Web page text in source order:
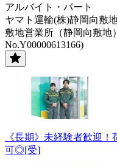
アルバイト・パート
ヤマト運輸(株)静岡向敷
敷地営業所（静岡向敷地
No.Y00000613166)
《長期》未経験者歓迎
可◎[受]